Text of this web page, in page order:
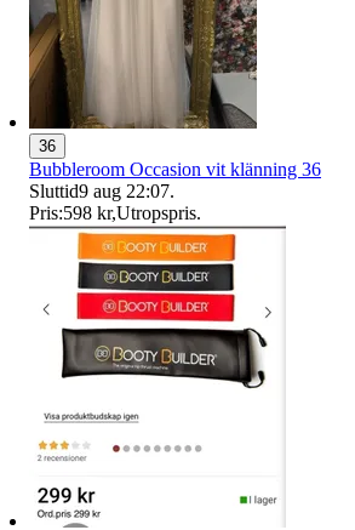
36
Bubbleroom Occasion vit klänning 36
Sluttid9 aug 22:07.
Pris:598 kr,Utropspris.